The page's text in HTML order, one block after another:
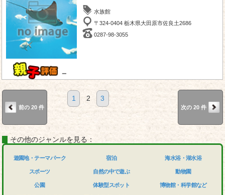
－
水族館
〒324-0404 栃木県大田原市佐良土2686
0287-98-3055
前の 20 件
1 2 3
次の 20 件
その他のジャンルを見る：
遊園地・テーマパーク
スポーツ
公園
宿泊
自然の中で遊ぶ
体験型スポット
海水浴・湖水浴
動物園
博物館・科学館など